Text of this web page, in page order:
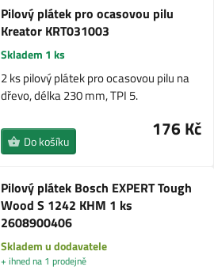
Pilový plátek pro ocasovou pilu
Kreator KRT031003
Skladem 1 ks
2 ks pilový plátek pro ocasovou pilu na
dřevo, délka 230 mm, TPI 5.
176 Kč
Do košíku
Pilový plátek Bosch EXPERT Tough
Wood S 1242 KHM 1 ks
2608900406
Skladem u dodavatele
+ ihned na 1 prodejně